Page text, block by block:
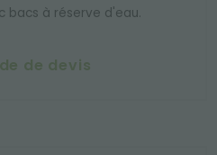
bacs à réserve d'eau.
de devis